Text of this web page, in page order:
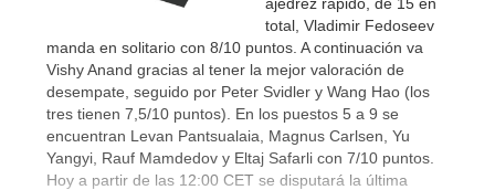
total, Vladimir Fedoseev
manda en solitario con 8/10 puntos. A continuación va
Vishy Anand gracias al tener la mejor valoración de
desempate, seguido por Peter Svidler y Wang Hao (los
tres tienen 7,5/10 puntos). En los puestos 5 a 9 se
encuentran Levan Pantsualaia, Magnus Carlsen, Yu
Yangyi, Rauf Mamdedov y Eltaj Safarli con 7/10 puntos.
Hoy a partir de las 12:00 CET se disputará la última